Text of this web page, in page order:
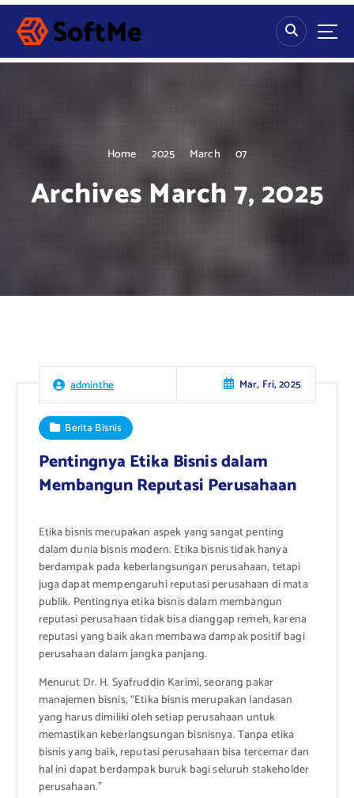
S
p
Home 2025 March 07
Archives March 7, 2025
adminthe Mar, Fri, 2025
Berita Bisnis
Pentingnya Etika Bisnis dalam
Membangun Reputasi Perusahaan
Etika bisnis merupakan aspek yang sangat penting
dalam dunia bisnis modern. Etika bisnis tidak hanya
berdampak pada keberlangsungan perusahaan, tetapi
juga dapat mempengaruhi reputasi perusahaan di mata
publik. Pentingnya etika bisnis dalam membangun
reputasi perusahaan tidak bisa dianggap remeh, karena
reputasi yang baik akan membawa dampak positif bagi
perusahaan dalam jangka panjang.
Menurut Dr. H. Syafruddin Karimi, seorang pakar
manajemen bisnis, “Etika bisnis merupakan landasan
yang harus dimiliki oleh setiap perusahaan untuk
memastikan keberlangsungan bisnisnya. Tanpa etika
bisnis yang baik, reputasi perusahaan bisa tercemar dan
hal ini dapat berdampak buruk bagi seluruh stakeholder
perusahaan.”